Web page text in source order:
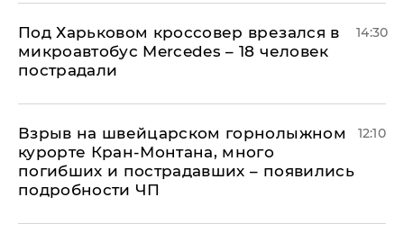
Под Харьковом кроссовер врезался в
микроавтобус Mercedes – 18 человек
пострадали
14:30
Взрыв на швейцарском горнолыжном
курорте Кран-Монтана, много
погибших и пострадавших – появились
подробности ЧП
12:10